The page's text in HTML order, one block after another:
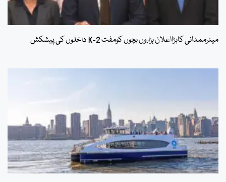
میئرممدانی کابڑااعلان ہزاروں بچوں کومفت 2-K داخلوں کی پیشکش